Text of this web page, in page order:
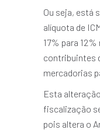
Ou seja, está
alíquota de
17% para
contribuintes
mercadorias
Esta
fiscalização
pois altera o